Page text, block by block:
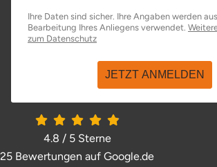
Ihre Daten sind sicher. Ihre Angaben werden
Bearbeitung Ihres Anliegens verwendet.
zum Datenschutzöffnet in neuem Fenster
JETZT ANMELDEN
4.8 / 5Sterne
25 Bewertungen auf Google.de